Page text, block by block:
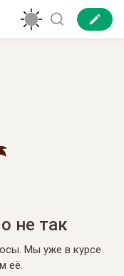
не так
Мы уже в курсе
её.